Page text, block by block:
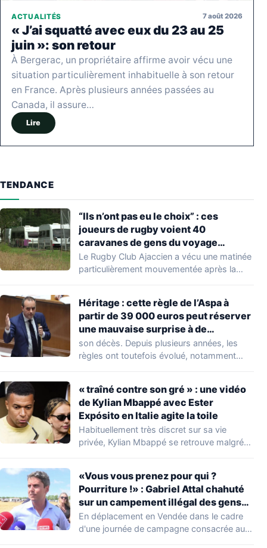
ACTUALITÉS 7 août 2026
« J’ai squatté avec eux du 23 au 25
juin »: son retour
À Bergerac, un propriétaire affirme avoir vécu une
situation particulièrement inhabituelle à son retour
en France. Après plusieurs années passées au
Canada, il assure…
Lire
TENDANCE
“Ils n’ont pas eu le choix” : ces
joueurs de rugby voient 40
caravanes de gens du voyage
s’installer dans leur stade, ils les
délogent en moins d’1 heure
Le Rugby Club Ajaccien a vécu une matinée
particulièrement mouvementée après la
Héritage : cette règle de l’Aspa à
partir de 39 000 euros peut réserver
une mauvaise surprise à de
nombreuses familles
son décès. Depuis plusieurs années, les
règles ont toutefois évolué, notamment
« traîné contre son gré » : une vidéo
de Kylian Mbappé avec Ester
Expósito en Italie agite la toile
Habituellement très discret sur sa vie
privée, Kylian Mbappé se retrouve malgré
«Vous vous prenez pour qui ?
Pourriture !» : Gabriel Attal chahuté
sur un campement illégal des gens
du voyage
En déplacement en Vendée dans le cadre
d'une journée de campagne consacrée aux